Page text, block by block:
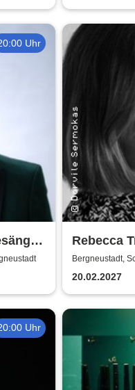
Uhr
Rebecca
Bergneustadt,
20.02.2027
Uhr